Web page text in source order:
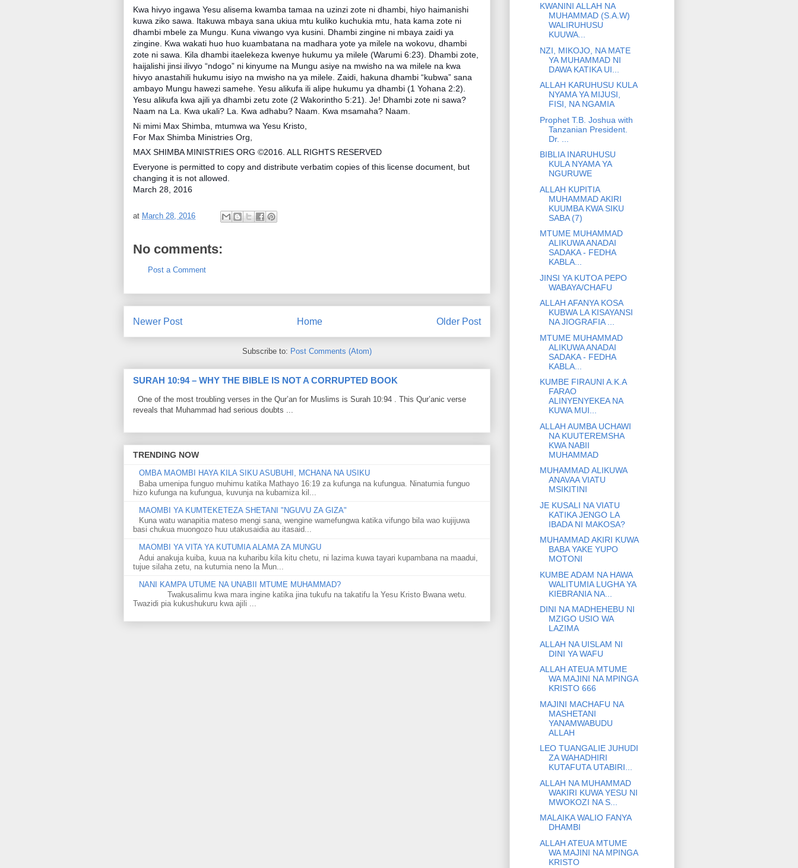
Kwa hivyo ingawa Yesu alisema kwamba tamaa na uzinzi zote ni dhambi, hiyo haimanishi
kuwa ziko sawa. Itakuwa mbaya sana ukiua mtu kuliko kuchukia mtu, hata kama zote ni
dhambi mbele za Mungu. Kuna viwango vya kusini. Dhambi zingine ni mbaya zaidi ya
zingine. Kwa wakati huo huo kuambatana na madhara yote ya milele na wokovu, dhambi
zote ni sawa. Kila dhambi itaelekeza kwenye hukumu ya milele (Warumi 6:23). Dhambi zote,
haijalishi jinsi ilivyo “ndogo” ni kinyume na Mungu asiye na mwisho na wa milele na kwa
hivyo anastahili hukumu isiyo na mwisho na ya milele. Zaidi, hakuna dhambi “kubwa” sana
ambayo Mungu hawezi samehe. Yesu alikufa ili alipe hukumu ya dhambi (1 Yohana 2:2).
Yesu alikufa kwa ajili ya dhambi zetu zote (2 Wakorintho 5:21). Je! Dhambi zote ni sawa?
Naam na La. Kwa ukali? La. Kwa adhabu? Naam. Kwa msamaha? Naam.
Ni mimi Max Shimba, mtumwa wa Yesu Kristo,
For Max Shimba Ministries Org,
MAX SHIMBA MINISTRIES ORG ©2016. ALL RIGHTS RESERVED
Everyone is permitted to copy and distribute verbatim copies of this license document, but
changing it is not allowed.
March 28, 2016
at March 28, 2016
No comments:
Post a Comment
Newer Post Older Post
Home
Subscribe to: Post Comments (Atom)
SURAH 10:94 – WHY THE BIBLE IS NOT A CORRUPTED BOOK
One of the most troubling verses in the Qur’an for Muslims is Surah 10:94 . This Qur’anic verse
reveals that Muhammad had serious doubts ...
TRENDING NOW
OMBA MAOMBI HAYA KILA SIKU ASUBUHI, MCHANA NA USIKU
Baba umenipa funguo muhimu katika Mathayo 16:19 za kufunga na kufungua. Ninatumia funguo
hizo kufunga na kufungua, kuvunja na kubamiza kil...
MAOMBI YA KUMTEKETEZA SHETANI "NGUVU ZA GIZA"
Kuna watu wanapitia mateso mengi sana, wengine wamefungwa katika vifungo bila wao kujijuwa
basi chukua muongozo huu utakusaidia au itasaid...
MAOMBI YA VITA YA KUTUMIA ALAMA ZA MUNGU
Adui anakuja kuiba, kuua na kuharibu kila kitu chetu, ni lazima kuwa tayari kupambana na maadui,
tujue silaha zetu, na kutumia neno la Mun...
NANI KAMPA UTUME NA UNABII MTUME MUHAMMAD?
Twakusalimu kwa mara ingine katika jina tukufu na takatifu la Yesu Kristo Bwana wetu.
Twazidi pia kukushukuru kwa ajili ...
KWANINI ALLAH NA
MUHAMMAD (S.A.W)
WALIRUHUSU
KUUWA...
NZI, MIKOJO, NA MATE
YA MUHAMMAD NI
DAWA KATIKA UI...
ALLAH KARUHUSU KULA
NYAMA YA MIJUSI,
FISI, NA NGAMIA
Prophet T.B. Joshua with
Tanzanian President.
Dr. ...
BIBLIA INARUHUSU
KULA NYAMA YA
NGURUWE
ALLAH KUPITIA
MUHAMMAD AKIRI
KUUMBA KWA SIKU
SABA (7)
MTUME MUHAMMAD
ALIKUWA ANADAI
SADAKA - FEDHA
KABLA...
JINSI YA KUTOA PEPO
WABAYA/CHAFU
ALLAH AFANYA KOSA
KUBWA LA KISAYANSI
NA JIOGRAFIA ...
MTUME MUHAMMAD
ALIKUWA ANADAI
SADAKA - FEDHA
KABLA...
KUMBE FIRAUNI A.K.A
FARAO
ALINYENYEKEA NA
KUWA MUI...
ALLAH AUMBA UCHAWI
NA KUUTEREMSHA
KWA NABII
MUHAMMAD
MUHAMMAD ALIKUWA
ANAVAA VIATU
MSIKITINI
JE KUSALI NA VIATU
KATIKA JENGO LA
IBADA NI MAKOSA?
MUHAMMAD AKIRI KUWA
BABA YAKE YUPO
MOTONI
KUMBE ADAM NA HAWA
WALITUMIA LUGHA YA
KIEBRANIA NA...
DINI NA MADHEHEBU NI
MZIGO USIO WA
LAZIMA
ALLAH NA UISLAM NI
DINI YA WAFU
ALLAH ATEUA MTUME
WA MAJINI NA MPINGA
KRISTO 666
MAJINI MACHAFU NA
MASHETANI
YANAMWABUDU
ALLAH
LEO TUANGALIE JUHUDI
ZA WAHADHIRI
KUTAFUTA UTABIRI...
ALLAH NA MUHAMMAD
WAKIRI KUWA YESU NI
MWOKOZI NA S...
MALAIKA WALIO FANYA
DHAMBI
ALLAH ATEUA MTUME
WA MAJINI NA MPINGA
KRISTO